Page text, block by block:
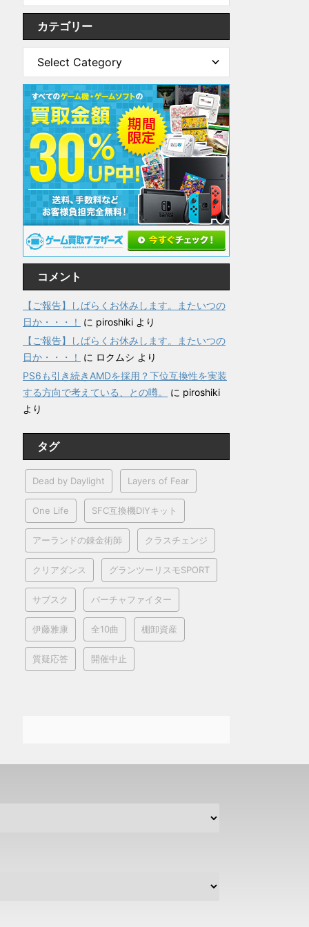
カテゴリー
コメント
【ご報告】しばらくお休みします。またいつの
日か・・・！
に piroshiki より
【ご報告】しばらくお休みします。またいつの
日か・・・！
に ロクムシ より
PS6も引き続きAMDを採用？下位互換性を実装
する方向で考えている、との噂。
に piroshiki
より
タグ
Dead by Daylight Layers of Fear
One Life SFC互換機DIYキット
アーランドの錬金術師 クラスチェンジ
クリアダンス グランツーリスモSPORT
サブスク バーチャファイター
伊藤雅康 全10曲 棚卸資産
質疑応答 開催中止